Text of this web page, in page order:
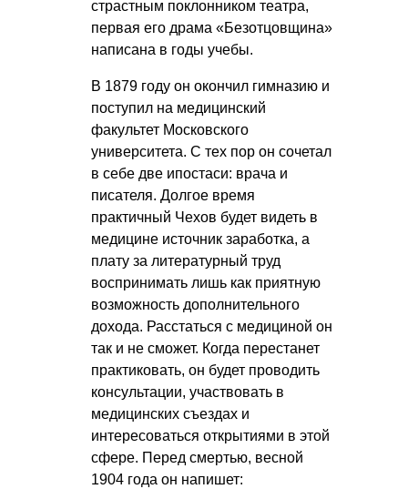
страстным поклонником театра,
первая его драма «Безотцовщина»
написана в годы учебы.
В 1879 году он окончил гимназию и
поступил на медицинский
факультет Московского
университета. С тех пор он сочетал
в себе две ипостаси: врача и
писателя. Долгое время
практичный Чехов будет видеть в
медицине источник заработка, а
плату за литературный труд
воспринимать лишь как приятную
возможность дополнительного
дохода. Расстаться с медициной он
так и не сможет. Когда перестанет
практиковать, он будет проводить
консультации, участвовать в
медицинских съездах и
интересоваться открытиями в этой
сфере. Перед смертью, весной
1904 года он напишет: